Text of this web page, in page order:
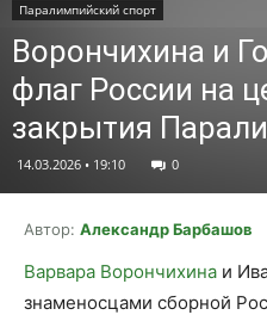
Паралимпийский спорт
Ворончихина и
флаг России на
закрытия
14.03.2026 • 19:10 0
Автор: Александр Барбашов
Варвара Ворончихина и
знаменосцами сборной